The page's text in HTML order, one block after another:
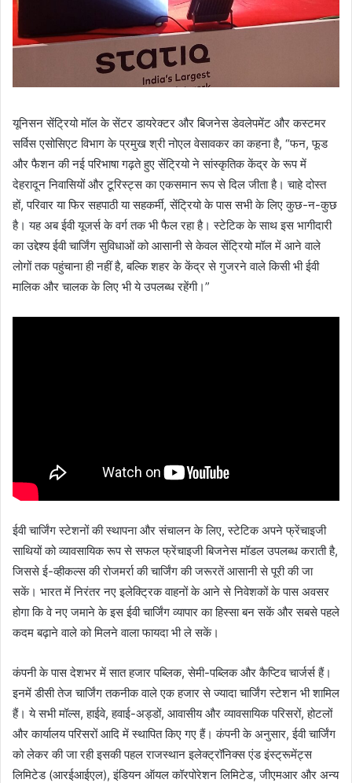
यूनिसन सेंट्रियो मॉल के सेंटर डायरेक्टर और बिजनेस डेवलेपमेंट और कस्टमर
सर्विस एसोसिएट विभाग के प्रमुख श्री नोएल वेसावकर का कहना है, “फन, फूड
और फैशन की नई परिभाषा गढ़ते हुए सेंट्रियो ने सांस्कृतिक केंद्र के रूप में
देहरादून निवासियों और टूरिस्ट्स का एकसमान रूप से दिल जीता है। चाहे दोस्त
हों, परिवार या फिर सहपाठी या सहकर्मी, सेंट्रियो के पास सभी के लिए कुछ-न-कुछ
है। यह अब ईवी यूजर्स के वर्ग तक भी फैल रहा है। स्टेटिक के साथ इस भागीदारी
का उद्देश्य ईवी चार्जिंग सुविधाओं को आसानी से केवल सेंट्रियो मॉल में आने वाले
लोगों तक पहुंचाना ही नहीं है, बल्कि शहर के केंद्र से गुजरने वाले किसी भी ईवी
मालिक और चालक के लिए भी ये उपलब्ध रहेंगी।”
ईवी चार्जिंग स्टेशनों की स्थापना और संचालन के लिए, स्टेटिक अपने फ्रेंचाइजी
साथियों को व्यावसायिक रूप से सफल फ्रेंचाइजी बिजनेस मॉडल उपलब्ध कराती है,
जिससे ई-व्हीकल्स की रोजमर्रा की चार्जिंग की जरूरतें आसानी से पूरी की जा
सकें। भारत में निरंतर नए इलेक्ट्रिक वाहनों के आने से निवेशकों के पास अवसर
होगा कि वे नए जमाने के इस ईवी चार्जिंग व्यापार का हिस्सा बन सकें और सबसे पहले
कदम बढ़ाने वाले को मिलने वाला फायदा भी ले सकें।
कंपनी के पास देशभर में सात हजार पब्लिक, सेमी-पब्लिक और कैप्टिव चार्जर्स हैं।
इनमें डीसी तेज चार्जिंग तकनीक वाले एक हजार से ज्यादा चार्जिंग स्टेशन भी शामिल
हैं। ये सभी मॉल्स, हाईवे, हवाई-अड्डों, आवासीय और व्यावसायिक परिसरों, होटलों
और कार्यालय परिसरों आदि में स्थापित किए गए हैं। कंपनी के अनुसार, ईवी चार्जिंग
को लेकर की जा रही इसकी पहल राजस्थान इलेक्ट्रॉनिक्स एंड इंस्ट्रूमेंट्स
लिमिटेड (आरईआईएल), इंडियन ऑयल कॉरपोरेशन लिमिटेड, जीएमआर और अन्य